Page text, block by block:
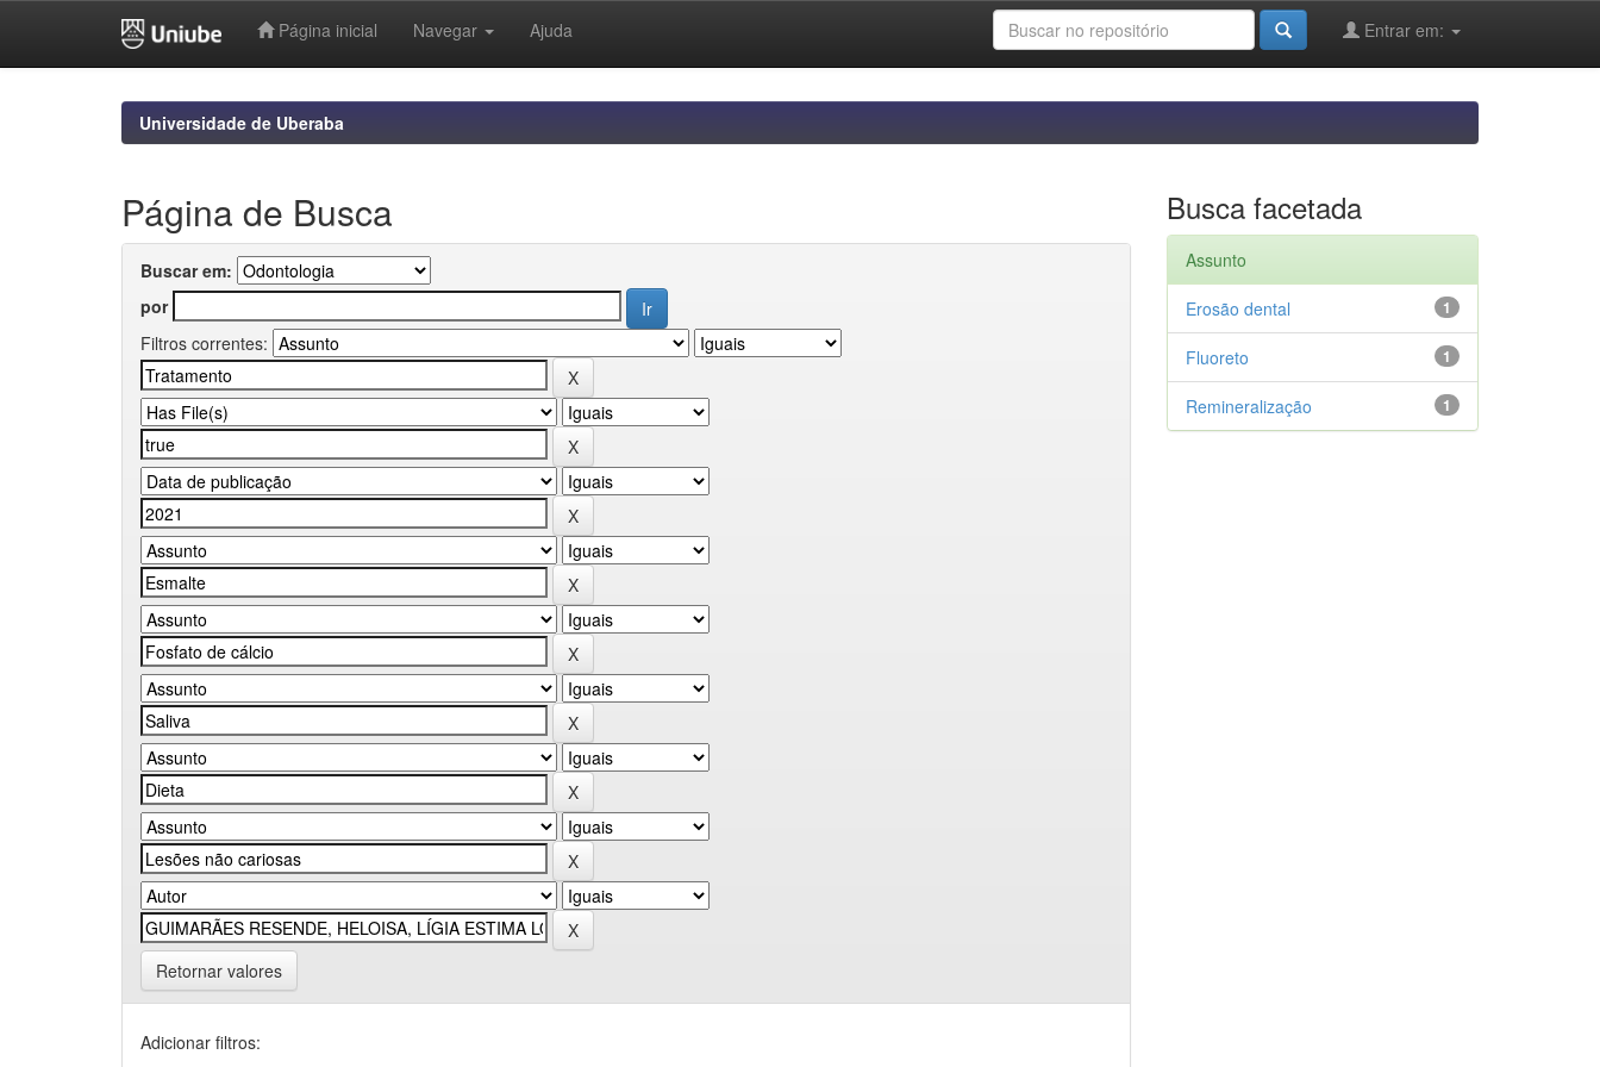
Página inicial Navegar Ajuda Entrar em:
Universidade de Uberaba
Página de Busca
Buscar em:
por
Filtros correntes:
Retornar valores
Adicionar filtros:
Busca facetada
Assunto
1
Erosão dental
1
Fluoreto
1
Remineralização